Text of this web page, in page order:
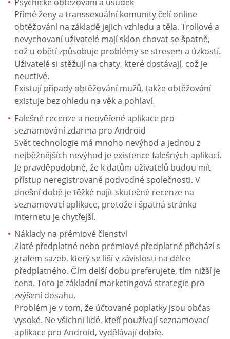
Přímé ženy a transsexuální komunity čelí online
obtěžování na základě jejich vzhledu a těla. Trollové a
nevychovaní uživatelé mají sklon chovat se špatně,
což u obětí způsobuje problémy se stresem a úzkostí.
Uživatelé si stěžují na chaty, které dostávají, což je
neuctivé.
Existují případy obtěžování mužů, takže obtěžování
existuje bez ohledu na věk a pohlaví.
Falešné recenze a neověřené aplikace pro
seznamování zdarma pro Android
Svět technologie má mnoho nevýhod a jednou z
nejběžnějších nevýhod je existence falešných aplikací.
Je pravděpodobné, že k datům uživatelů budou mít
přístup neregistrované podvodné společnosti. V
dnešní době je těžké najít skutečné recenze na
seznamovací aplikace, protože i špatná stránka
internetu je chytřejší.
Náklady na prémiové členství
Zlaté předplatné nebo prémiové předplatné přichází s
grafem sazeb, který se liší v závislosti na délce
předplatného. Čím delší dobu preferujete, tím nižší je
cena. Toto je základní marketingová strategie pro
zvýšení dosahu.
Problém je v tom, že účtované poplatky jsou občas
vysoké. Ne všichni lidé, kteří používají seznamovací
aplikace pro Android, vydělávají dobře.